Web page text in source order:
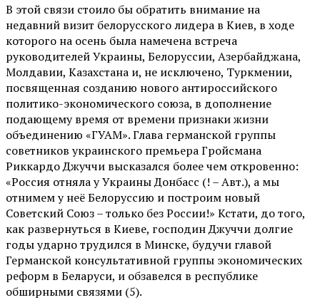
В этой связи стоило бы обратить внимание на
недавний визит белорусского лидера в Киев, в ходе
которого на осень была намечена встреча
руководителей Украины, Белоруссии, Азербайджана,
Молдавии, Казахстана и, не исключено, Туркмении,
посвященная созданию нового антироссийского
политико-экономического союза, в дополнение
подающему время от времени признаки жизни
объединению «ГУАМ». Глава германской группы
советников украинского премьера Гройсмана
Риккардо Джуччи высказался более чем откровенно:
«Россия отняла у Украины Донбасс (! – Авт.), а мы
отнимем у неё Белоруссию и построим новый
Советский Союз – только без России!» Кстати, до того,
как развернуться в Киеве, господин Джуччи долгие
годы ударно трудился в Минске, будучи главой
Германской консультативной группы экономических
реформ в Беларуси, и обзавелся в республике
обширными связями (5).